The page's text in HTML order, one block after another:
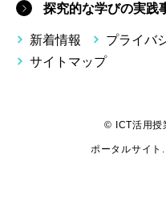
探究的な学びの実践
新着情報
プライバ
サイトマップ
© ICT活用授
ポータルサイ